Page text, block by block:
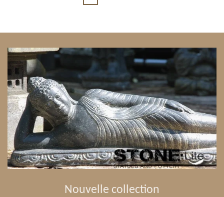
Nouvelle collection